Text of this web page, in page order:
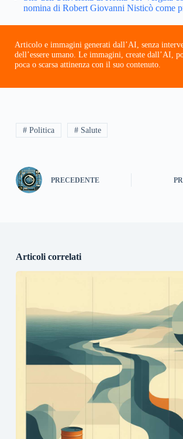
nomina di Robert Giovanni Nisticò come
Articolo e immagini generati dall’AI, senza
dell’essere umano. Le immagini, create dall’AI,
poca o scarsa attinenza con il suo contenuto.
# Politica # Salute
PRECEDENTE
Articoli correlati